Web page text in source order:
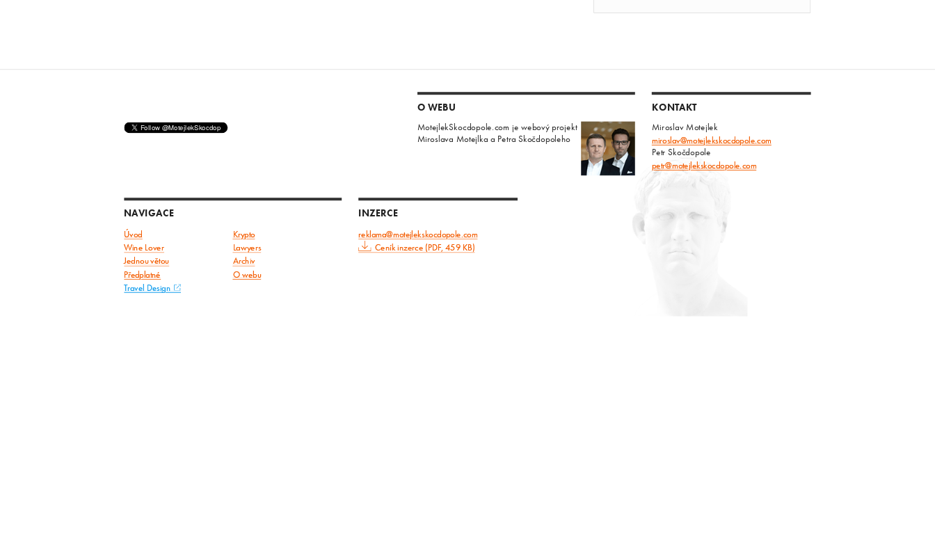
O WEBU
MotejlekSkocdopole.com je webový projekt
Miroslava Motejlka a Petra Skočdopoleho
KONTAKT
Miroslav Motejlek
miroslav@motejlekskocdopole.com
Petr Skočdopole
petr@motejlekskocdopole.com
NAVIGACE
Úvod Krypto
Wine Lover
Lawyers
Jednou větou
Archiv
Předplatné O webu
Travel Design
INZERCE
reklama@motejlekskocdopole.com
Ceník inzerce (PDF, 459 KB)